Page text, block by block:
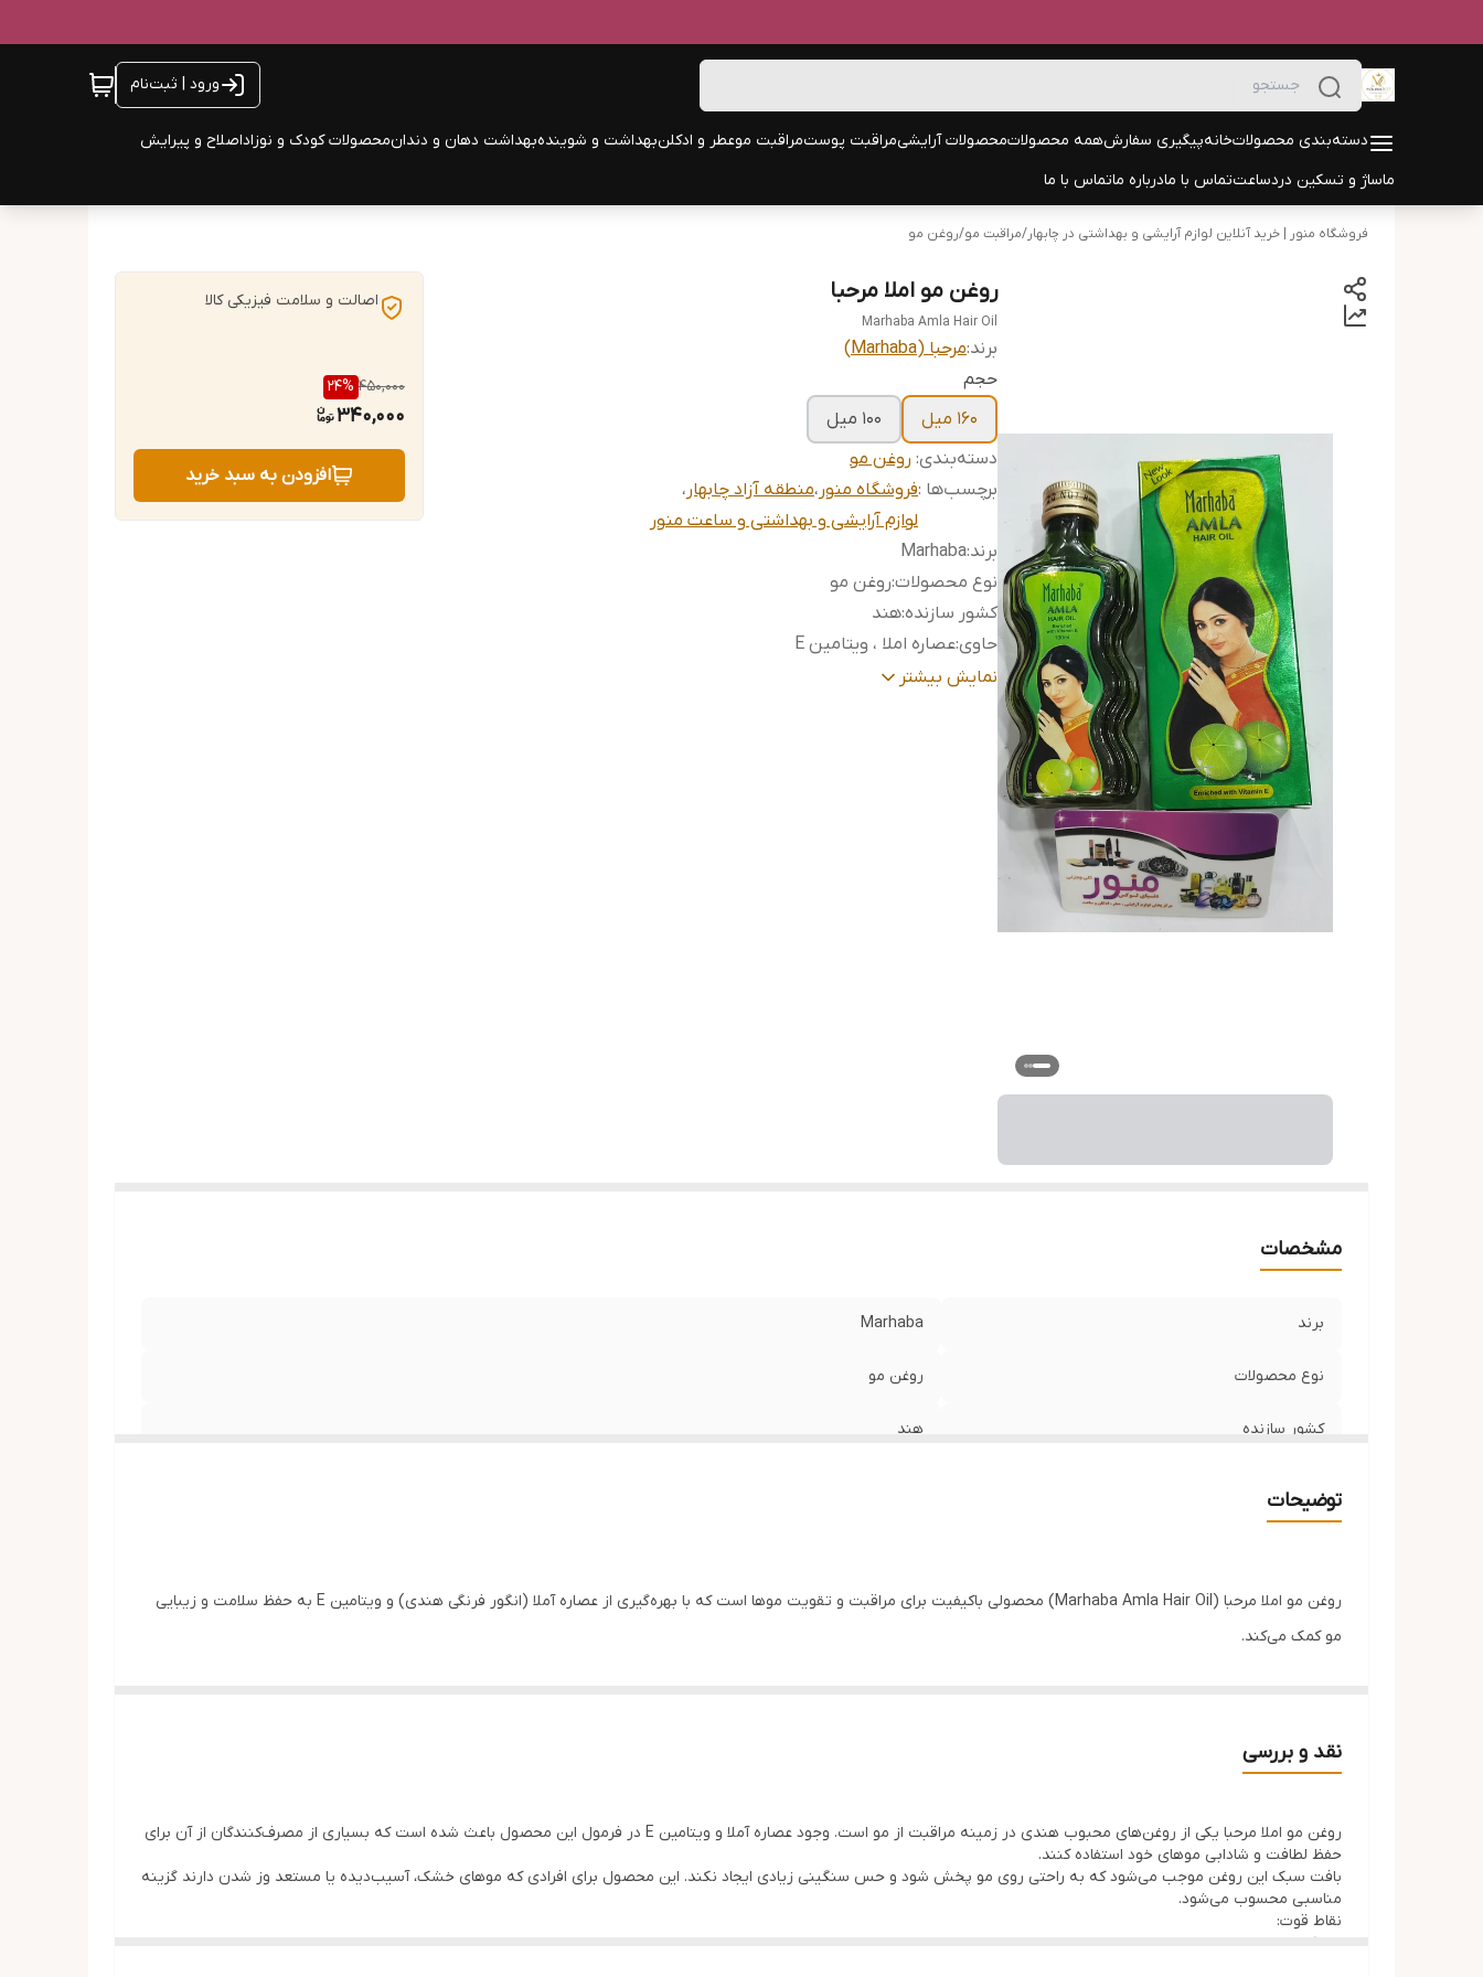
ورود | ثبت‌نام
دسته‌بندی محصولاتخانهپیگیری سفارشهمه محصولاتمحصولات آرایشیمراقبت پوستمراقبت موعطر و ادکلنبهداشت و شویندهبهداشت دهان و دندانمحصولات کودک و نوزاداصلاح و پیرایش
ماساژ و تسکین دردساعتتماس با مادرباره ماتماس با ما
فروشگاه منور | خرید آنلاین لوازم آرایشی و بهداشتی در چابهار/مراقبت مو/روغن مو
روغن مو املا مرحبا
Marhaba Amla Hair Oil
برند:مرحبا (Marhaba)
حجم
۱۶۰ میل
۱۰۰ میل
دسته‌بندی: روغن مو
برچسب‌ها :فروشگاه منور ،منطقه آزاد چابهار ،
لوازم آرایشی و بهداشتی و ساعت منور
برند:
Marhaba
نوع محصولات:روغن مو
کشور سازنده:هند
حاوی:عصاره املا ، ویتامین E
مناسب :انواع مو
نمایش بیشتر
اصالت و سلامت فیزیکی کالا
450,000
24%
340,000
افزودن به سبد خرید
مشخصات
برند Marhaba
نوع محصولات روغن مو
کشور سازنده هند
توضیحات
روغن مو املا مرحبا (Marhaba Amla Hair Oil) محصولی باکیفیت برای مراقبت و تقویت موها است که با بهره‌گیری از عصاره آملا (انگور فرنگی هندی) و ویتامین E به حفظ سلامت و زیبایی
مو کمک می‌کند.
ویژگی‌های محصول:
حاوی عصاره آملا
کمک به نرمی و لطافت مو
افزایش درخشندگی طبیعی مو
مناسب انواع مو
نقد و بررسی
روغن مو املا مرحبا یکی از روغن‌های محبوب هندی در زمینه مراقبت از مو است. وجود عصاره آملا و ویتامین E در فرمول این محصول باعث شده است که بسیاری از مصرف‌کنندگان از آن برای
حفظ لطافت و شادابی موهای خود استفاده کنند.
بافت سبک این روغن موجب می‌شود که به راحتی روی مو پخش شود و حس سنگینی زیادی ایجاد نکند. این محصول برای افرادی که موهای خشک، آسیب‌دیده یا مستعد وز شدن دارند گزینه
مناسبی محسوب می‌شود.
نقاط قوت:
کیفیت مناسب